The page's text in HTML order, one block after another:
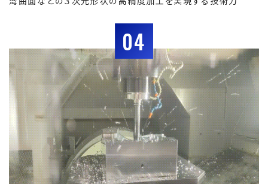
04